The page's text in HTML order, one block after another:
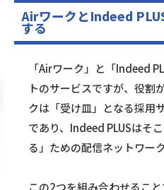
AirワークとIndeed
する
「Airワーク」と「Indeed
トのサービスですが、役割
クは「受け皿」となる採用
であり、Indeed PLUSはそ
る」ための配信ネットワーク
この2つを組み合わせるこ